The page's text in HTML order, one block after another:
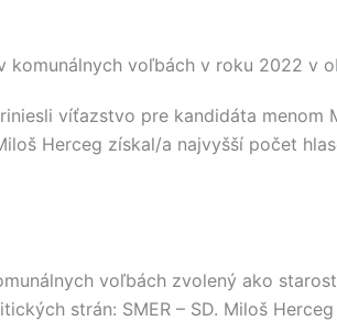
komunálnych voľbách v roku 2022 v
víťazstvo pre kandidáta menom
Herceg získal/a najvyšší počet
voľbách zvolený ako
strán: SMER – SD. Miloš Herceg